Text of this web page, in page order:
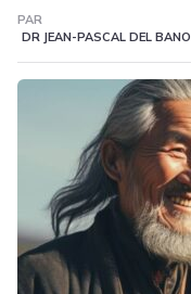
PAR
DR JEAN-PASCAL DEL BANO